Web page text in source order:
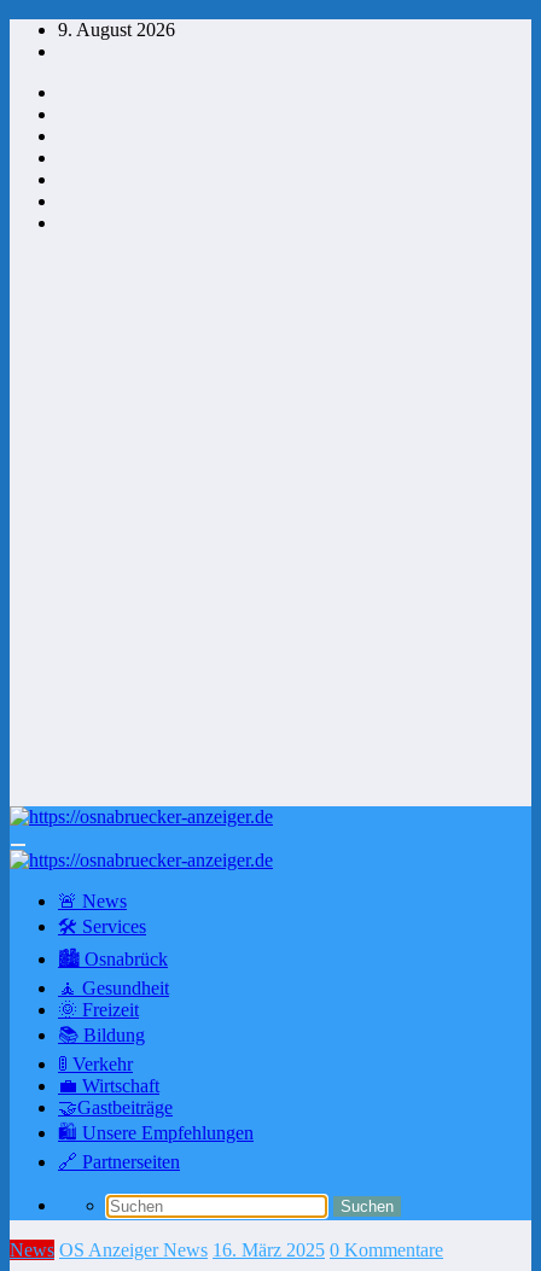
Zum
Inhalt
9. August 2026
🚨 News
🛠 Services
🏙️ Osnabrück
🧘 Gesundheit
🌞 Freizeit
📚 Bildung
🚦 Verkehr
💼 Wirtschaft
🤝Gastbeiträge
🛍️ Unsere Empfehlungen
🔗 Partnerseiten
News OS Anzeiger News 16. März 2025 0 Kommentare